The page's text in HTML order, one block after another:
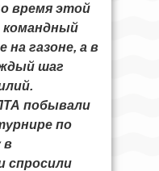
время этой
командный
газоне, а в
шаг
побывали
по
в
спросили